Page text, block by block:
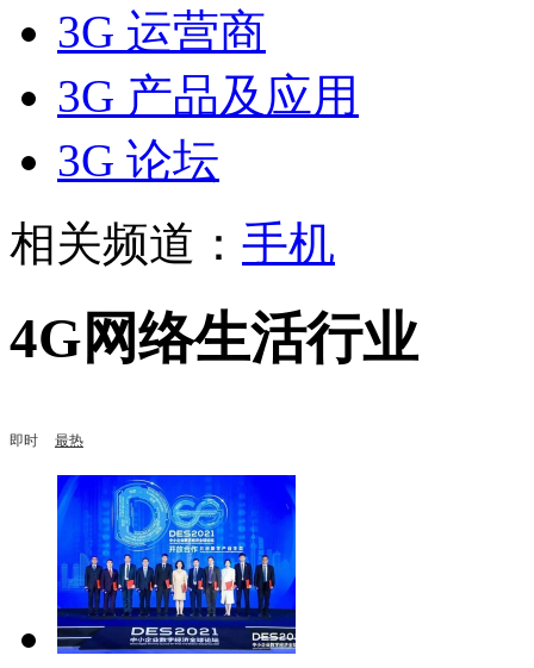
3G 运营商
3G 产品及应用
3G 论坛
相关频道： 手机
4G网络生活行业
即时 最热